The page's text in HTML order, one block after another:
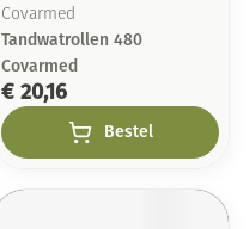
Covarmed
Tandwatrollen 480
Covarmed
€ 20,16
Bestel